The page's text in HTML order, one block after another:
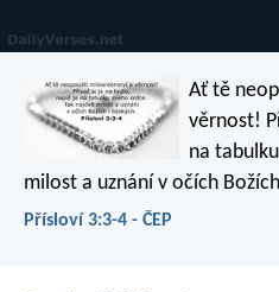
Ať tě
věrnost!
na
milost a uznání v očích
Přísloví 3:3-4 - ČEP